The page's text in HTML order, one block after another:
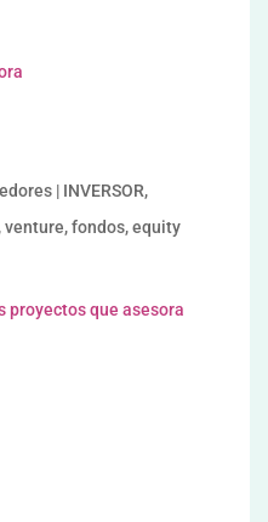
| INVERSOR,
venture, fondos, equity
proyectos que asesora